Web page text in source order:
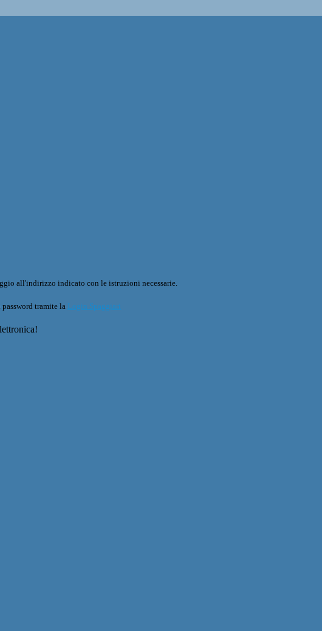
all'indirizzo indicato con le istruzioni necessarie.
tramite la Login Spaggiari